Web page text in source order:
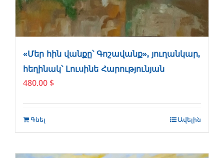
«Մեր հին վանքը՝ Գոշավանք», յուղանկար,
հեղինակ՝ Լուսինե Հարությունյան
480.00 $
Գնել Ավելին